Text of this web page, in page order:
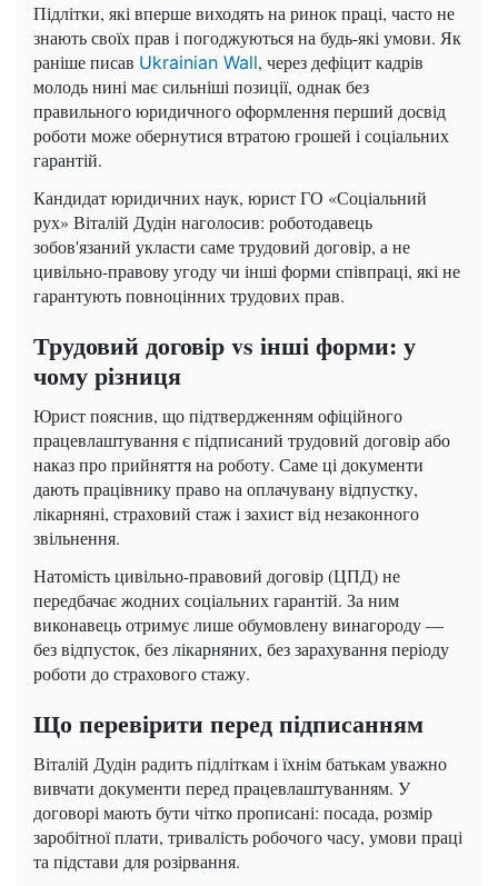
Підлітки, які вперше виходять на ринок праці, часто не
знають своїх прав і погоджуються на будь-які умови. Як
раніше писав Ukrainian Wall, через дефіцит кадрів
молодь нині має сильніші позиції, однак без
правильного юридичного оформлення перший досвід
роботи може обернутися втратою грошей і соціальних
гарантій.
Кандидат юридичних наук, юрист ГО «Соціальний
рух» Віталій Дудін наголосив: роботодавець
зобов'язаний укласти саме трудовий договір, а не
цивільно-правову угоду чи інші форми співпраці, які не
гарантують повноцінних трудових прав.
Трудовий договір vs інші форми: у
чому різниця
Юрист пояснив, що підтвердженням офіційного
працевлаштування є підписаний трудовий договір або
наказ про прийняття на роботу. Саме ці документи
дають працівнику право на оплачувану відпустку,
лікарняні, страховий стаж і захист від незаконного
звільнення.
Натомість цивільно-правовий договір (ЦПД) не
передбачає жодних соціальних гарантій. За ним
виконавець отримує лише обумовлену винагороду —
без відпусток, без лікарняних, без зарахування періоду
роботи до страхового стажу.
Що перевірити перед підписанням
Віталій Дудін радить підліткам і їхнім батькам уважно
вивчати документи перед працевлаштуванням. У
договорі мають бути чітко прописані: посада, розмір
заробітної плати, тривалість робочого часу, умови праці
та підстави для розірвання.